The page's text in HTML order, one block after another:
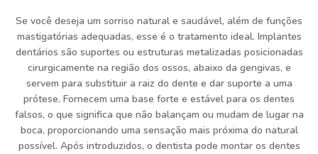
Se você deseja um sorriso natural e saudável, além de funções
mastigatórias adequadas, esse é o tratamento ideal. Implantes
dentários são suportes ou estruturas metalizadas posicionadas
cirurgicamente na região dos ossos, abaixo da gengivas, e
servem para substituir a raiz do dente e dar suporte a uma
prótese. Fornecem uma base forte e estável para os dentes
falsos, o que significa que não balançam ou mudam de lugar na
boca, proporcionando uma sensação mais próxima do natural
possível. Após introduzidos, o dentista pode montar os dentes